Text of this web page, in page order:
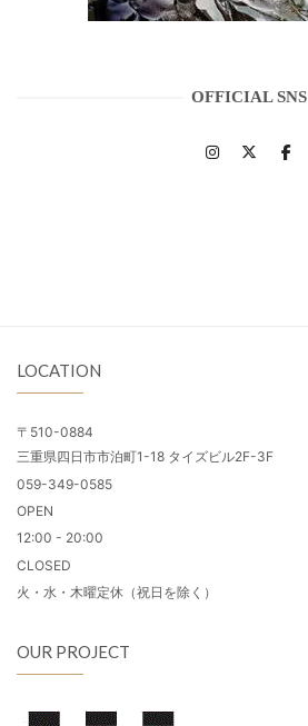
OFFICIAL SNS
LOCATION
〒510-0884
三重県四日市市泊町1-18 タイズビル2F-3F
059-349-0585
OPEN
12:00 - 20:00
CLOSED
火・水・木曜定休（祝日を除く）
OUR PROJECT